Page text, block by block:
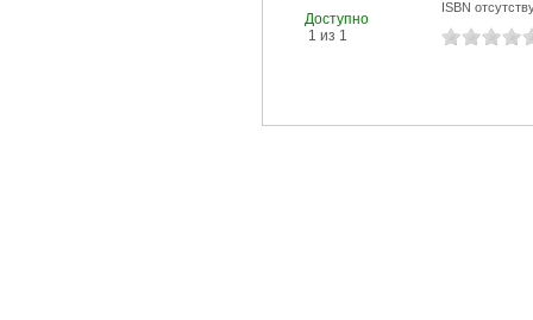
Доступно
1 из 1
ISBN